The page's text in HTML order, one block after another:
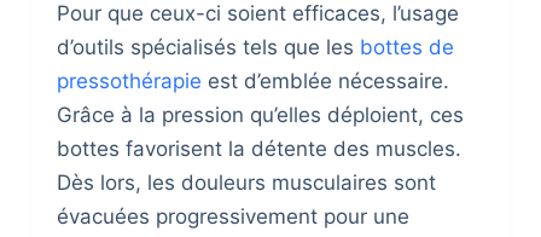
Pour que ceux-ci soient efficaces, l’usage
d’outils spécialisés tels que les bottes de
pressothérapie est d’emblée nécessaire.
Grâce à la pression qu’elles déploient, ces
bottes favorisent la détente des muscles.
Dès lors, les douleurs musculaires sont
évacuées progressivement pour une